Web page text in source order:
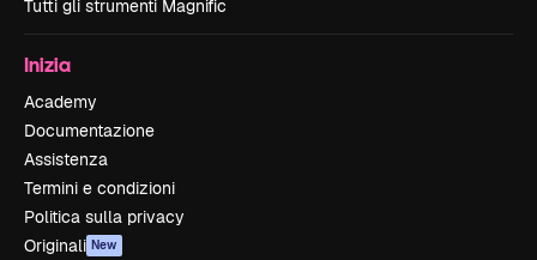
Tutti gli strumenti Magnific
Inizia
Academy
Documentazione
Assistenza
Termini e condizioni
Politica sulla privacy
Originali New